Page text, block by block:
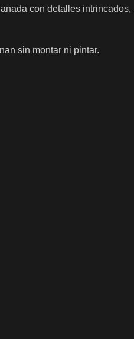
con detalles intrincados,
sin montar ni pintar.